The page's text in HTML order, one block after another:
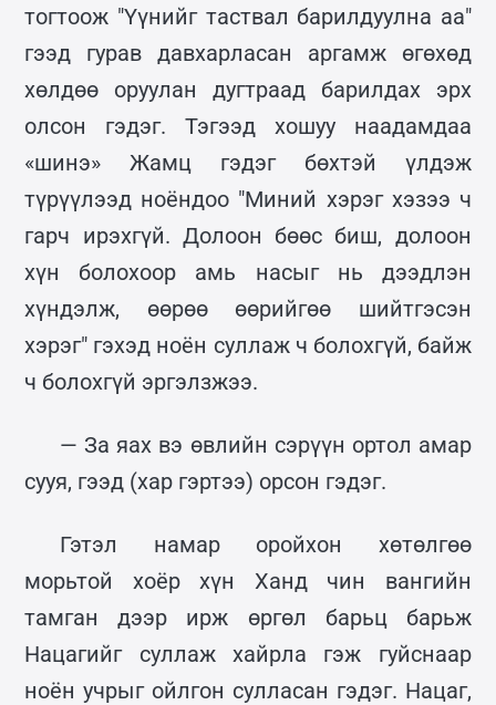
тогтоож "Үүнийг таствал барилдуулна аа"
гээд гурав давхарласан аргамж өгөхөд
хөлдөө оруулан дугтраад барилдах эрх
олсон гэдэг. Тэгээд хошуу наадамдаа
«шинэ» Жамц гэдэг бөхтэй үлдэж
түрүүлээд ноёндоо "Миний хэрэг хэзээ ч
гарч ирэхгүй. Долоон бөөс биш, долоон
хүн болохоор амь насыг нь дээдлэн
хүндэлж, өөрөө өөрийгөө шийтгэсэн
хэрэг" гэхэд ноён суллаж ч болохгүй, байж
ч болохгүй эргэлзжээ.
— За яах вэ өвлийн сэрүүн ортол амар
сууя, гээд (хар гэртээ) орсон гэдэг.
Гэтэл намар оройхон хөтөлгөө
морьтой хоёр хүн Ханд чин вангийн
тамган дээр ирж өргөл барьц барьж
Нацагийг суллаж хайрла гэж гуйснаар
ноён учрыг ойлгон сулласан гэдэг. Нацаг,